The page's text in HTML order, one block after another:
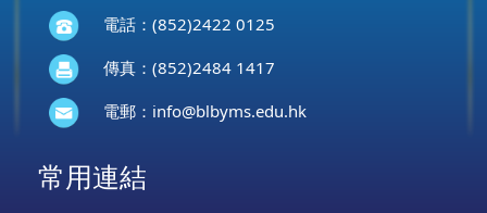
電話：(852)2422 0125
傳真：(852)2484 1417
電郵： info@blbyms.edu.hk
常用連結